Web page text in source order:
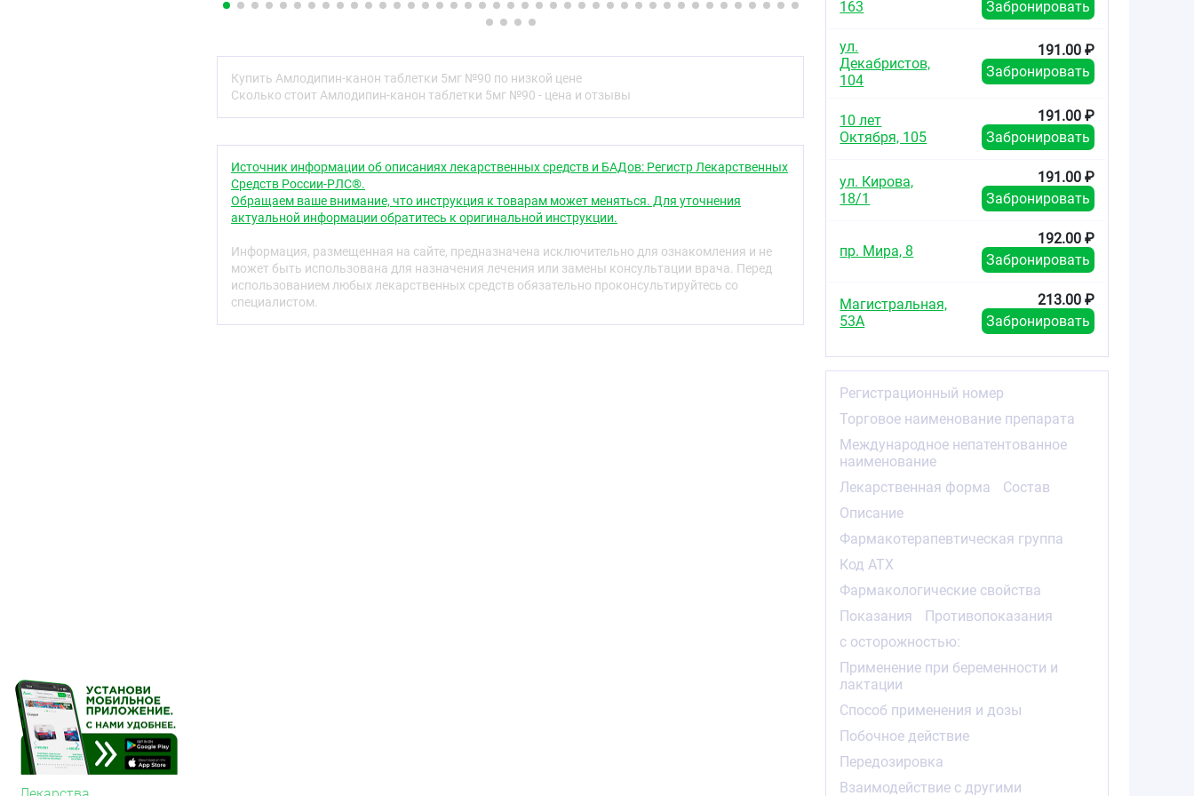
Код АТХ
Фармакологические свойства
Фармакодинамика
каналов (БМКК) II поколения, оказывает антиангинальное и гипотензивное
действие. Связываясь с дигидропиридиновыми рецепторами, блокирует
кальциевые каналы, снижает трансмембранный переход ионов кальция в клетку
(в большей степени в гладкомышечные клетки сосудов, чем в кардиомиоциты).
периферических артерий и артериол:
- при стенокардии снижает выраженность ишемии миокарда расширяя
периферические артериолы, снижает общее периферическое сосудистое
сопротивление уменьшает постнагрузку на сердце, потребность миокарда в
кислороде
Купить Амлодипин-канон таблетки 5мг №90 по низкой цене
Сколько стоит Амлодипин-канон таблетки 5мг №90 - цена и отзывы
Источник информации об описаниях лекарственных средств и БАДов: Регистр Лекарственных
Средств России-РЛС®.
Обращаем ваше внимание, что инструкция к товарам может меняться. Для уточнения
актуальной информации обратитесь к оригинальной инструкции.
Информация, размещенная на сайте, предназначена исключительно для ознакомления и не
может быть использована для назначения лечения или замены консультации врача. Перед
использованием любых лекарственных средств обязательно проконсультируйтесь со
специалистом.
163
Забронировать
ул.
Декабристов,
104
191.00 ₽
Забронировать
10 лет
Октября, 105
191.00 ₽
Забронировать
ул. Кирова,
18/1
191.00 ₽
Забронировать
пр. Мира, 8
192.00 ₽
Забронировать
Магистральная,
53А
213.00 ₽
Забронировать
Регистрационный номер
Торговое наименование препарата
Международное непатентованное
наименование
Лекарственная форма
Состав
Описание
Фармакотерапевтическая группа
Код АТХ
Фармакологические свойства
Показания
Противопоказания
с осторожностью:
Применение при беременности и
лактации
Способ применения и дозы
Побочное действие
Передозировка
Взаимодействие с другими